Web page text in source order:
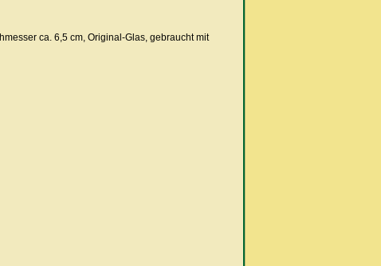
ca. 6,5 cm, Original-Glas, gebraucht mit